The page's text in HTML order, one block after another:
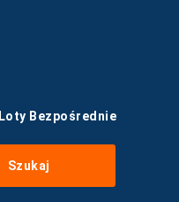
Loty Bezpośrednie
Szukaj